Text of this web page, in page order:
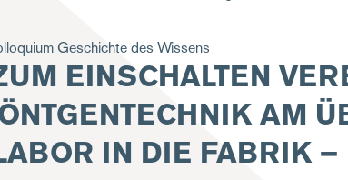
Geschichte des Wissens
EINSCHALTEN
AM
IN DIE FABRIK –